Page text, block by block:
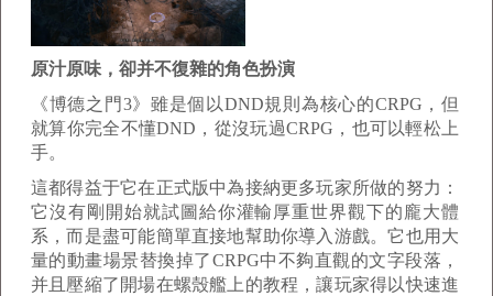
原汁原味，卻并不復雜的角色扮演
《博德之門3》雖是個以DND規則為核心的CRPG，但
就算你完全不懂DND，從沒玩過CRPG，也可以輕松上
手。
這都得益于它在正式版中為接納更多玩家所做的努力：
它沒有剛開始就試圖給你灌輸厚重世界觀下的龐大體
系，而是盡可能簡單直接地幫助你導入游戲。它也用大
量的動畫場景替換掉了CRPG中不夠直觀的文字段落，
并且壓縮了開場在螺殼艦上的教程，讓玩家得以快速進